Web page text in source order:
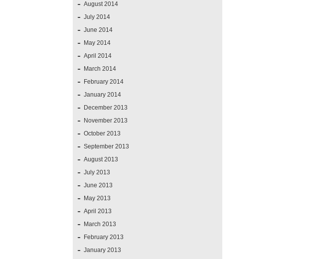
August 2014
July 2014
June 2014
May 2014
April 2014
March 2014
February 2014
January 2014
December 2013
November 2013
October 2013
September 2013
August 2013
July 2013
June 2013
May 2013
April 2013
March 2013
February 2013
January 2013